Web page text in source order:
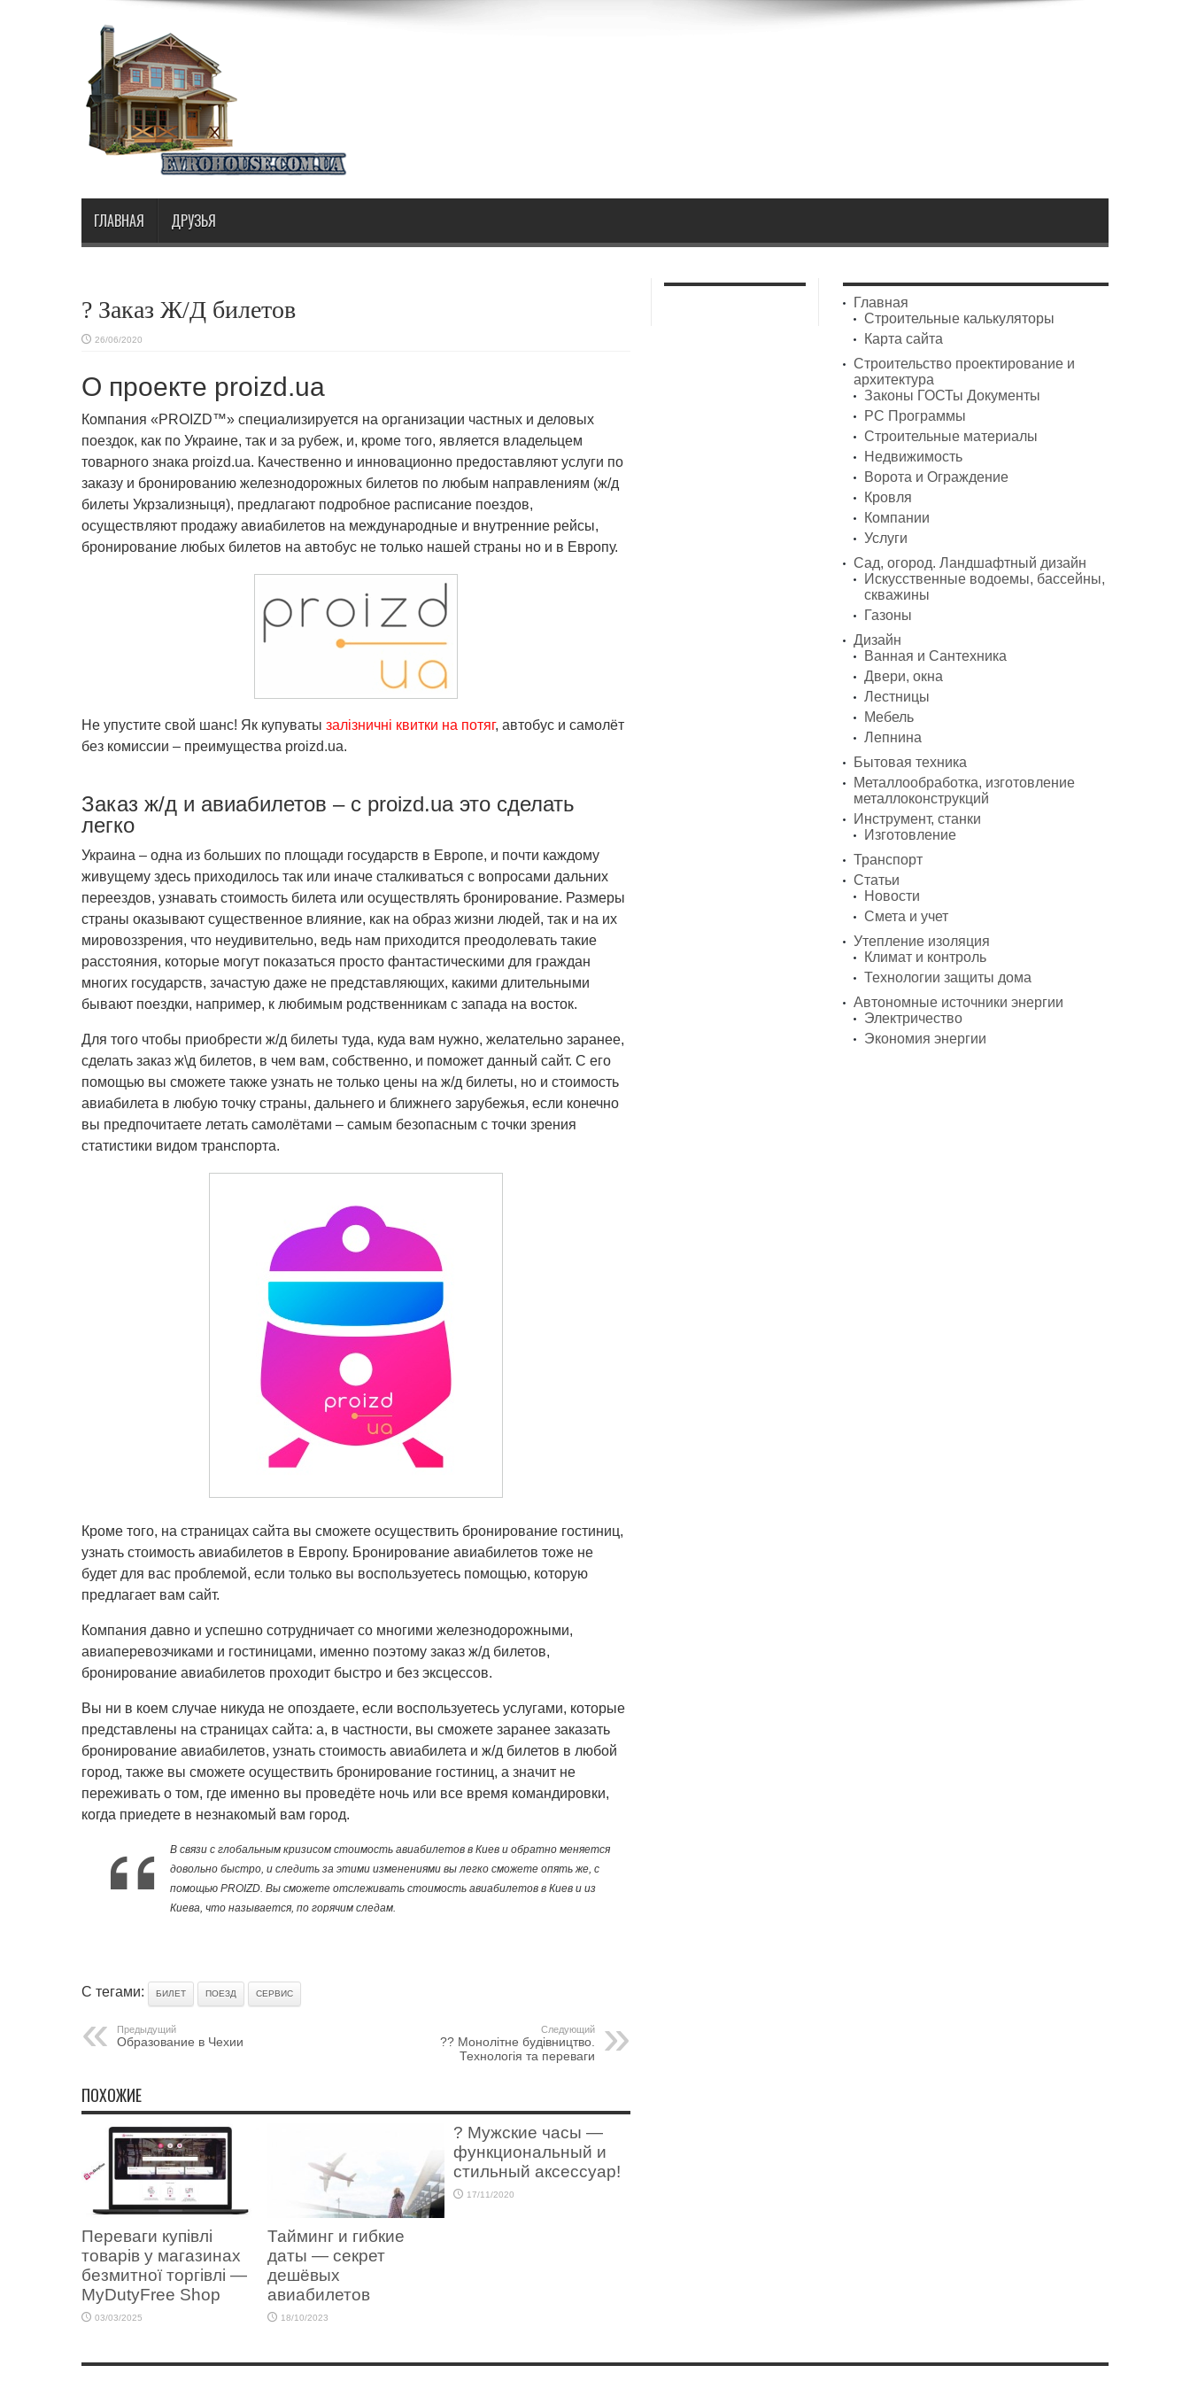
ГЛАВНАЯ ДРУЗЬЯ
? Заказ Ж/Д билетов
26/06/2020
О проекте proizd.ua
Компания «PROIZD™» специализируется на организации частных и деловых
поездок, как по Украине, так и за рубеж, и, кроме того, является владельцем
товарного знака proizd.ua. Качественно и инновационно предоставляют услуги по
заказу и бронированию железнодорожных билетов по любым направлениям (ж/д
билеты Укрзализныця), предлагают подробное расписание поездов,
осуществляют продажу авиабилетов на международные и внутренние рейсы,
бронирование любых билетов на автобус не только нашей страны но и в Европу.
Не упустите свой шанс! Як купуваты залізничні квитки на потяг, автобус и самолёт
без комиссии – преимущества proizd.ua.
Заказ ж/д и авиабилетов – с proizd.ua это сделать
легко
Украина – одна из больших по площади государств в Европе, и почти каждому
живущему здесь приходилось так или иначе сталкиваться с вопросами дальних
переездов, узнавать стоимость билета или осуществлять бронирование. Размеры
страны оказывают существенное влияние, как на образ жизни людей, так и на их
мировоззрения, что неудивительно, ведь нам приходится преодолевать такие
расстояния, которые могут показаться просто фантастическими для граждан
многих государств, зачастую даже не представляющих, какими длительными
бывают поездки, например, к любимым родственникам с запада на восток.
Для того чтобы приобрести ж/д билеты туда, куда вам нужно, желательно заранее,
сделать заказ ж\д билетов, в чем вам, собственно, и поможет данный сайт. С его
помощью вы сможете также узнать не только цены на ж/д билеты, но и стоимость
авиабилета в любую точку страны, дальнего и ближнего зарубежья, если конечно
вы предпочитаете летать самолётами – самым безопасным с точки зрения
статистики видом транспорта.
Кроме того, на страницах сайта вы сможете осуществить бронирование гостиниц,
узнать стоимость авиабилетов в Европу. Бронирование авиабилетов тоже не
будет для вас проблемой, если только вы воспользуетесь помощью, которую
предлагает вам сайт.
Компания давно и успешно сотрудничает со многими железнодорожными,
авиаперевозчиками и гостиницами, именно поэтому заказ ж/д билетов,
бронирование авиабилетов проходит быстро и без эксцессов.
Вы ни в коем случае никуда не опоздаете, если воспользуетесь услугами, которые
представлены на страницах сайта: а, в частности, вы сможете заранее заказать
бронирование авиабилетов, узнать стоимость авиабилета и ж/д билетов в любой
город, также вы сможете осуществить бронирование гостиниц, а значит не
переживать о том, где именно вы проведёте ночь или все время командировки,
когда приедете в незнакомый вам город.
В связи с глобальным кризисом стоимость авиабилетов в Киев и обратно меняется
довольно быстро, и следить за этими изменениями вы легко сможете опять же, с
помощью PROIZD. Вы сможете отслеживать стоимость авиабилетов в Киев и из
Киева, что называется, по горячим следам.
С тегами: БИЛЕТ ПОЕЗД СЕРВИС
Предыдущий
Образование в Чехии
Следующий
?? Монолітне будівництво.
Технологія та переваги
ПОХОЖИЕ
Переваги купівлі
товарів у магазинах
безмитної торгівлі —
MyDutyFree Shop
03/03/2025
Тайминг и гибкие
даты — секрет
дешёвых
авиабилетов
18/10/2023
?️ Мужские часы —
функциональный и
стильный аксессуар!
17/11/2020
Главная
Строительные калькуляторы
Карта сайта
Строительство проектирование и
архитектура
Законы ГОСТы Документы
PC Программы
Строительные материалы
Недвижимость
Ворота и Ограждение
Кровля
Компании
Услуги
Сад, огород. Ландшафтный дизайн
Искусственные водоемы, бассейны,
скважины
Газоны
Дизайн
Ванная и Сантехника
Двери, окна
Лестницы
Мебель
Лепнина
Бытовая техника
Металлообработка, изготовление
металлоконструкций
Инструмент, станки
Изготовление
Транспорт
Статьи
Новости
Смета и учет
Утепление изоляция
Климат и контроль
Технологии защиты дома
Автономные источники энергии
Электричество
Экономия энергии